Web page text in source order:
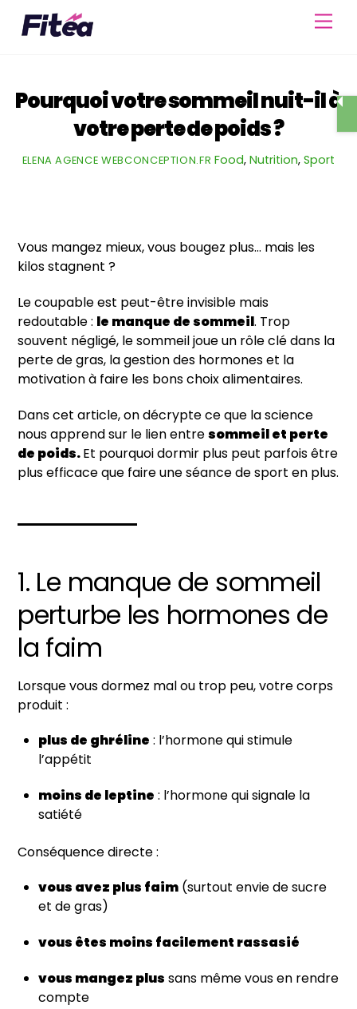
Pourquoi votre sommeil nuit-il à
votre perte de poids ?
ELENA AGENCE WEBCONCEPTION.FR Food,Nutrition,Sport
Vous mangez mieux, vous bougez plus… mais les
kilos stagnent ?
Le coupable est peut-être invisible mais
redoutable : le manque de sommeil. Trop
souvent négligé, le sommeil joue un rôle clé dans la
perte de gras, la gestion des hormones et la
motivation à faire les bons choix alimentaires.
Dans cet article, on décrypte ce que la science
nous apprend sur le lien entresommeil et perte
de poids.Et pourquoi dormir plus peut parfois être
plus efficace que faire une séance de sport en plus.
1. Le manque de sommeil
perturbe les hormones de
la faim
Lorsque vous dormez mal ou trop peu, votre corps
produit :
plus de ghréline : l’hormone qui stimule
l’appétit
moins de leptine : l’hormone qui signale la
satiété
Conséquence directe :
vous avez plus faim (surtout envie de sucre
et de gras)
vous êtes moins facilement rassasié
vous mangez plus sans même vous en rendre
compte